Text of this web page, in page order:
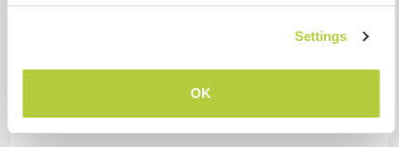
Settings
OK
Accès Internet